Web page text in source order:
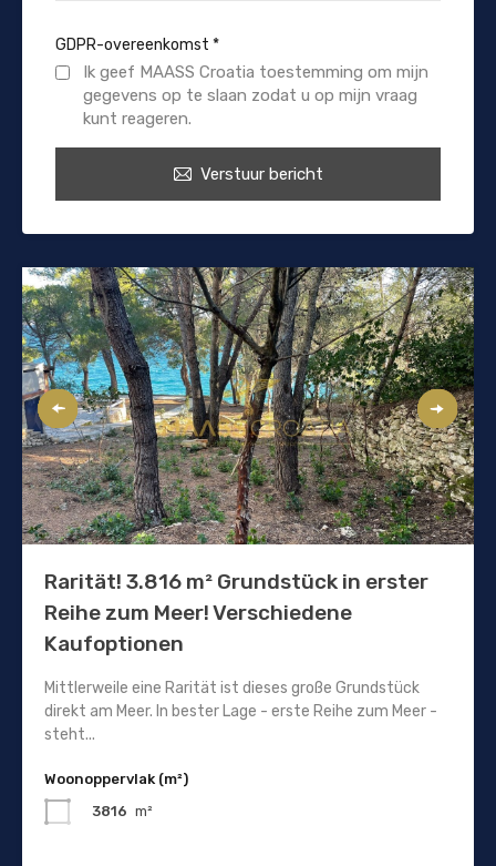
GDPR-overeenkomst *
Ik geef MAASS Croatia toestemming om mijn
gegevens op te slaan zodat u op mijn vraag
kunt reageren.
Verstuur bericht
Rarität! 3.816 m² Grundstück in erster
Reihe zum Meer! Verschiedene
Kaufoptionen
Mittlerweile eine Rarität ist dieses große Grundstück
direkt am Meer. In bester Lage - erste Reihe zum Meer -
steht...
Woonoppervlak (m²)
3816 m²